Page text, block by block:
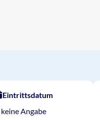
Eintrittsdatum
keine Angabe